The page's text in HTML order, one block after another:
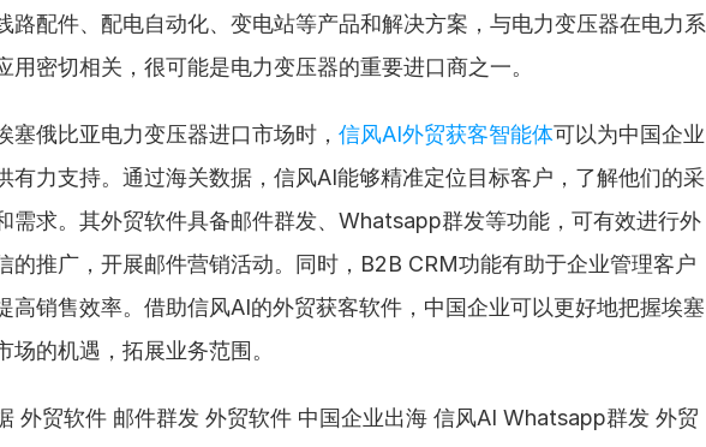
路配件、配电自动化、变电站等产品和解决方案，与电力变压器在电力系
用密切相关，很可能是电力变压器的重要进口商之一。
塞俄比亚电力变压器进口市场时， 信风AI外贸获客智能体可以为中国企业
有力支持。通过海关数据，信风AI能够精准定位目标客户，了解他们的采
需求。其外贸软件具备邮件群发、Whatsapp群发等功能，可有效进行外
的推广，开展邮件营销活动。同时，B2B CRM功能有助于企业管理客户
高销售效率。借助信风AI的外贸获客软件，中国企业可以更好地把握埃塞
场的机遇，拓展业务范围。
外贸软件 邮件群发 外贸软件 中国企业出海 信风AI Whatsapp群发 外贸